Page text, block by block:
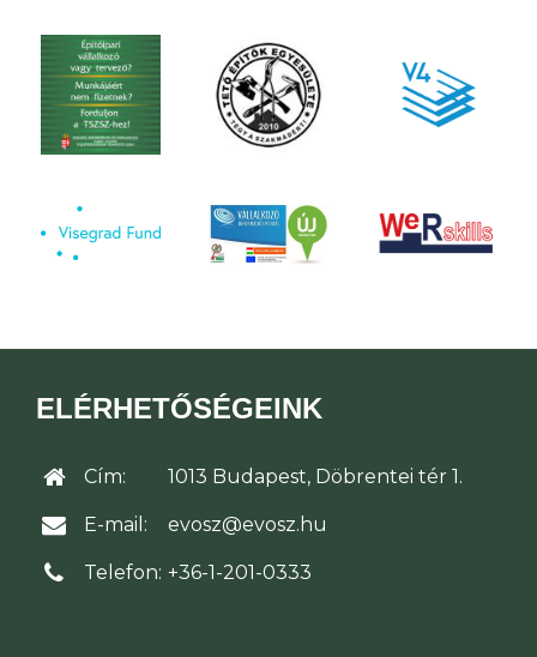
ELÉRHETŐSÉGEINK
Cím: 1013 Budapest, Döbrentei tér 1.
E-mail: evosz@evosz.hu
Telefon: +36-1-201-0333